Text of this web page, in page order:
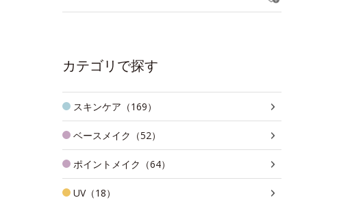
カテゴリで探す
スキンケア（169）
ベースメイク（52）
ポイントメイク（64）
UV（18）